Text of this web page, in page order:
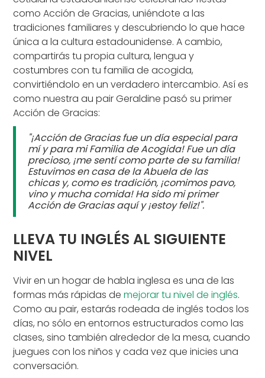
como Acción de Gracias, uniéndote a las
tradiciones familiares y descubriendo lo que hace
única a la cultura estadounidense. A cambio,
compartirás tu propia cultura, lengua y
costumbres con tu familia de acogida,
convirtiéndolo en un verdadero intercambio. Así es
como nuestra au pair Geraldine pasó su primer
Acción de Gracias:
"¡Acción de Gracias fue un día especial para
mí y para mi Familia de Acogida! Fue un día
precioso, ¡me sentí como parte de su familia!
Estuvimos en casa de la Abuela de las
chicas y, como es tradición, ¡comimos pavo,
vino y mucha comida! Ha sido mi primer
Acción de Gracias aquí y ¡estoy feliz!".
LLEVA TU INGLÉS AL SIGUIENTE
NIVEL
Vivir en un hogar de habla inglesa es una de las
formas más rápidas demejorar tu nivel de inglés.
Como au pair, estarás rodeada de inglés todos los
días, no sólo en entornos estructurados como las
clases, sino también alrededor de la mesa, cuando
juegues con los niños y cada vez que inicies una
conversación.